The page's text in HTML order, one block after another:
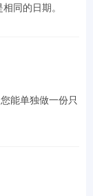
同的日期。
能单独做一份只